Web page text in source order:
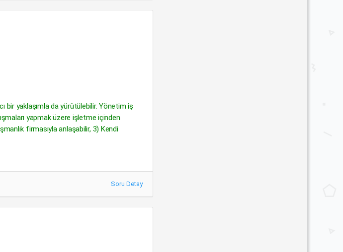
bir yaklaşımla da yürütülebilir. Yönetim iş
yapmak üzere işletme içinden
firmasıyla anlaşabilir, 3) Kendi
Soru Detay